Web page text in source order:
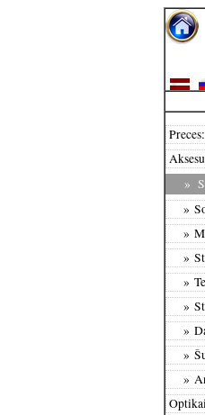
Preces:
»
»
»
»
»
»
»
»
»
Optikai